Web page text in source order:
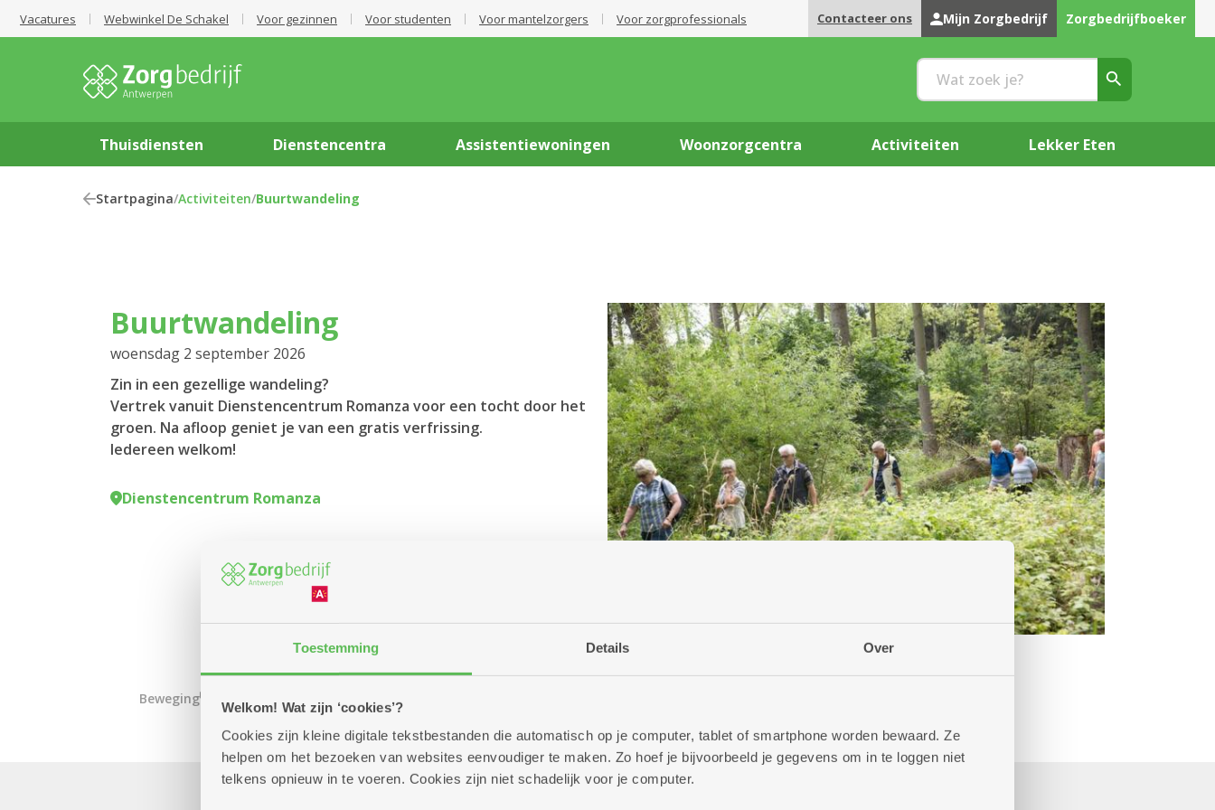
Toestemming Details Over
Welkom! Wat zijn ‘cookies’?
Cookies zijn kleine digitale tekstbestanden die automatisch op je computer, tablet of smartphone worden bewaard. Ze
helpen om het bezoeken van websites eenvoudiger te maken. Zo hoef je bijvoorbeeld je gegevens om in te loggen niet
telkens opnieuw in te voeren. Cookies zijn niet schadelijk voor je computer.
Vacatures Webwinkel De Schakel Voor gezinnen Voor studenten Voor mantelzorgers Voor zorgprofessionals Contacteer ons Mijn Zorgbedrijf Zorgbedrijfboeker
Thuisdiensten Dienstencentra Assistentiewoningen Woonzorgcentra Activiteiten Lekker Eten
Startpagina/Activiteiten/Buurtwandeling
Buurtwandeling
woensdag 2 september 2026
Zin in een gezellige wandeling?
Vertrek vanuit Dienstencentrum Romanza voor een tocht door het
groen. Na afloop geniet je van een gratis verfrissing.
Iedereen welkom!
Dienstencentrum Romanza
Beweging